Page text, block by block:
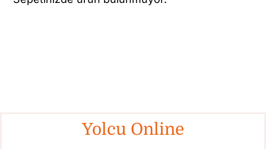
Yolcu Online